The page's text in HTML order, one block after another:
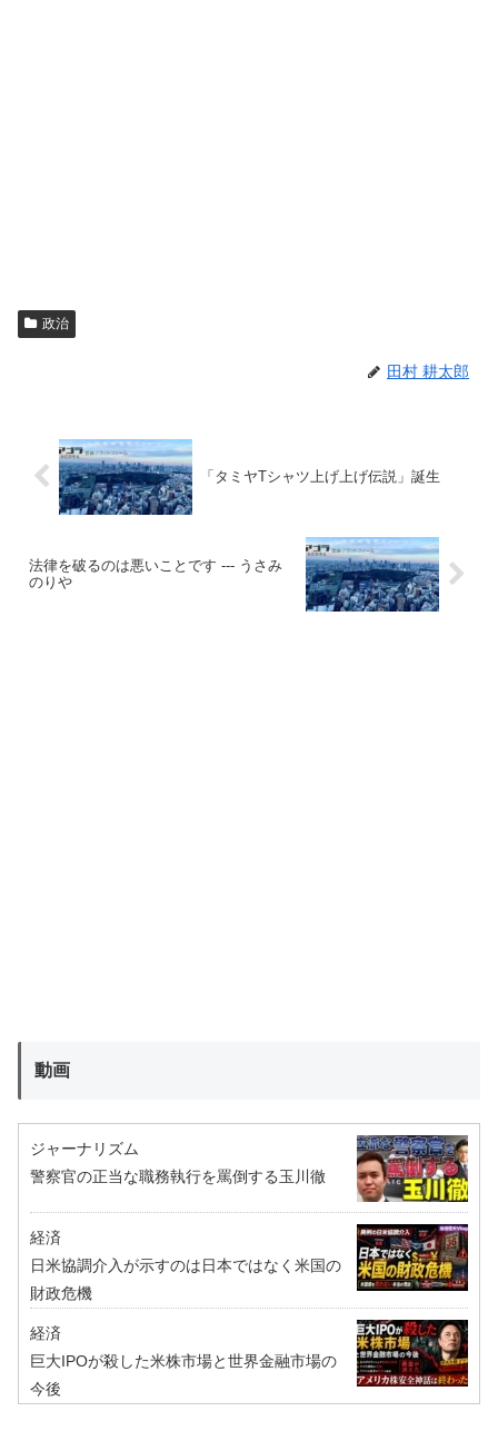
政治
田村 耕太郎
「タミヤTシャツ上げ上げ伝説」誕生
法律を破るのは悪いことです --- うさみ
のりや
動画
ジャーナリズム
警察官の正当な職務執行を罵倒する玉川徹
経済
日米協調介入が示すのは日本ではなく米国の
財政危機
経済
巨大IPOが殺した米株市場と世界金融市場の
今後